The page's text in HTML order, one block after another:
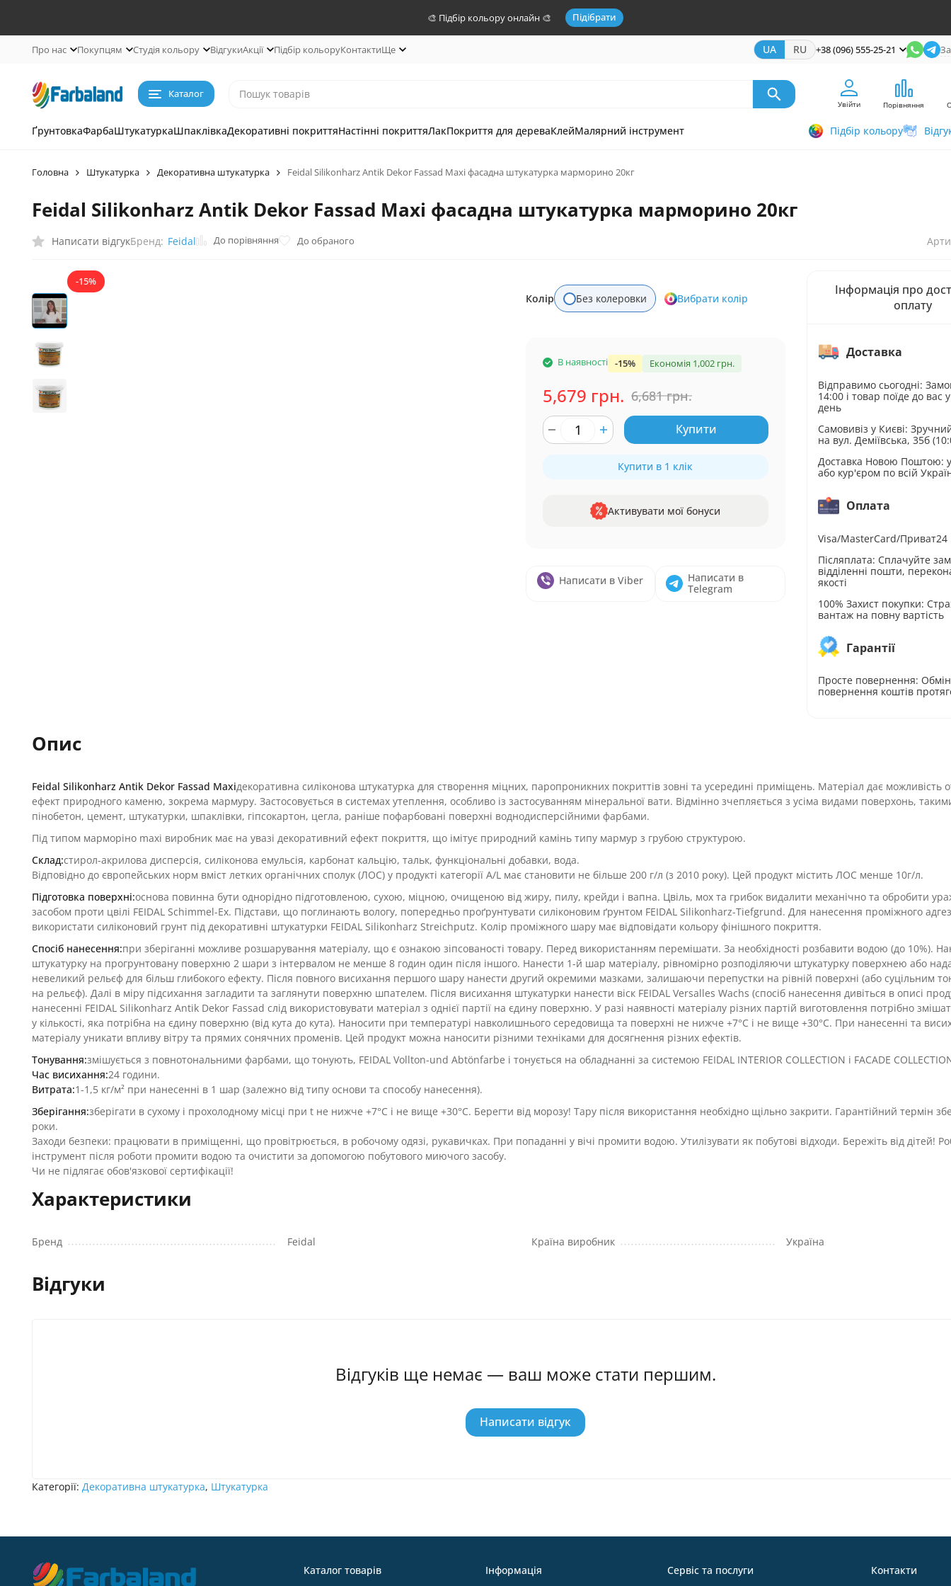
🎨 Підбір кольору онлайн 🎨 Підібрати
Про нас Покупцям Студія кольору ВідгукиАкції Підбір кольоруКонтактиЩе UA RU +38 (096) 555-25-21
Каталог
Увійти Порівняння
ҐрунтовкаФарбаШтукатуркаШпаклівкаДекоративні покриттяНастінні покриттяЛакПокриття для дереваКлейМалярний інструмент Підбір кольору
Головна Штукатурка Декоративна штукатурка Feidal Silikonharz Antik Dekor Fassad Maxi фасадна штукатурка марморино 20кг
Feidal Silikonharz Antik Dekor Fassad Maxi фасадна штукатурка марморино 20кг
Написати відгукБренд: Feidal До порівняння До обраного
-15%
Колір Без колеровки Вибрати колір
В наявності -15% Економія 1,002 грн.
5,679 грн. 6,681 грн.
Купити
Купити в 1 клік
Активувати мої бонуси
Написати в Viber
Написати в
Telegram
Інформація про
оплату
Доставка
Відправимо сьогодні:
14:00 і товар поїде до вас
день
Самовивіз у Києві:
на вул. Деміївська, 35б
Доставка Новою Поштою: у
або кур'єром по всій
Оплата
Visa/MasterCard/Приват24
Післяплата: Сплачуйте
відділенні пошти,
якості
100% Захист покупки:
вантаж на повну вартість
Гарантії
Просте повернення:
повернення коштів
Опис
Feidal Silikonharz Antik Dekor Fassad Maxiдекоративна силіконова штукатурка для створення міцних, паропроникних покриттів зовні та усередині приміщень. Матеріал дає можливість
ефект природного каменю, зокрема мармуру. Застосовується в системах утеплення, особливо із застосуванням мінеральної вати. Відмінно зчепляється з усіма видами поверхонь,
пінобетон, цемент, штукатурки, шпаклівки, гіпсокартон, цегла, раніше пофарбовані поверхні воднодисперсійними фарбами.
Під типом марморіно maxi виробник має на увазі декоративний ефект покриття, що імітує природний камінь типу мармур з грубою структурою.
Склад:стирол-акрилова дисперсія, силіконова емульсія, карбонат кальцію, тальк, функціональні добавки, вода.
Відповідно до європейських норм вміст летких органічних сполук (ЛОС) у продукті категорії А/L має становити не більше 200 г/л (з 2010 року). Цей продукт містить ЛОС менше 10г/л.
Підготовка поверхні:основа повинна бути однорідно підготовленою, сухою, міцною, очищеною від жиру, пилу, крейди і вапна. Цвіль, мох та грибок видалити механічно та обробити
засобом проти цвілі FEIDAL Schimmel-Ex. Підстави, що поглинають вологу, попередньо проґрунтувати силіконовим ґрунтом FEIDAL Silikonharz-Tiefgrund. Для нанесення проміжного
використати силіконовий грунт під декоративні штукатурки FEIDAL Silikonharz Streichputz. Колір проміжного шару має відповідати кольору фінішного покриття.
Спосіб нанесення:при зберіганні можливе розшарування матеріалу, що є ознакою зіпсованості товару. Перед використанням перемішати. За необхідності розбавити водою (до 10%).
штукатурку на прогрунтовану поверхню 2 шари з інтервалом не менше 8 годин один після іншого. Нанести 1-й шар матеріалу, рівномірно розподіляючи штукатурку поверхнею або
невеликий рельєф для більш глибокого ефекту. Після повного висихання першого шару нанести другий окремими мазками, залишаючи перепустки на рівній поверхні (або суцільним
на рельєф). Далі в міру підсихання загладити та заглянути поверхню шпателем. Після висихання штукатурки нанести віск FEIDAL Versalles Wachs (спосіб нанесення дивіться в описі
нанесенні FEIDAL Silikonharz Antik Dekor Fassad слід використовувати матеріал з однієї партії на єдину поверхню. У разі наявності матеріалу різних партій виготовлення потрібно
у кількості, яка потрібна на єдину поверхню (від кута до кута). Наносити при температурі навколишнього середовища та поверхні не нижче +7°С і не вище +30°С. При нанесенні та
матеріалу уникати впливу вітру та прямих сонячних променів. Цей продукт можна наносити різними техніками для досягнення різних ефектів.
Тонування:змішується з повнотональними фарбами, що тонують, FEIDAL Vollton-und Abtönfarbe і тонується на обладнанні за системою FEIDAL INTERIOR COLLECTION і FACADE
Час висихання:24 години.
Витрата:1-1,5 кг/м² при нанесенні в 1 шар (залежно від типу основи та способу нанесення).
Зберігання:зберігати в сухому і прохолодному місці при t не нижче +7°С і не вище +30°С. Берегти від морозу! Тару після використання необхідно щільно закрити. Гарантійний термін
роки.
Заходи безпеки: працювати в приміщенні, що провітрюється, в робочому одязі, рукавичках. При попаданні у вічі промити водою. Утилізувати як побутові відходи. Бережіть від дітей!
інструмент після роботи промити водою та очистити за допомогою побутового миючого засобу.
Чи не підлягає обов'язкової сертифікації!
Характеристики
Бренд Feidal Країна виробник Україна
Відгуки
Відгуків ще немає — ваш може стати першим.
Написати відгук
Категорії: Декоративна штукатурка, Штукатурка
Каталог товарів Інформація Сервіс та послуги Контакти